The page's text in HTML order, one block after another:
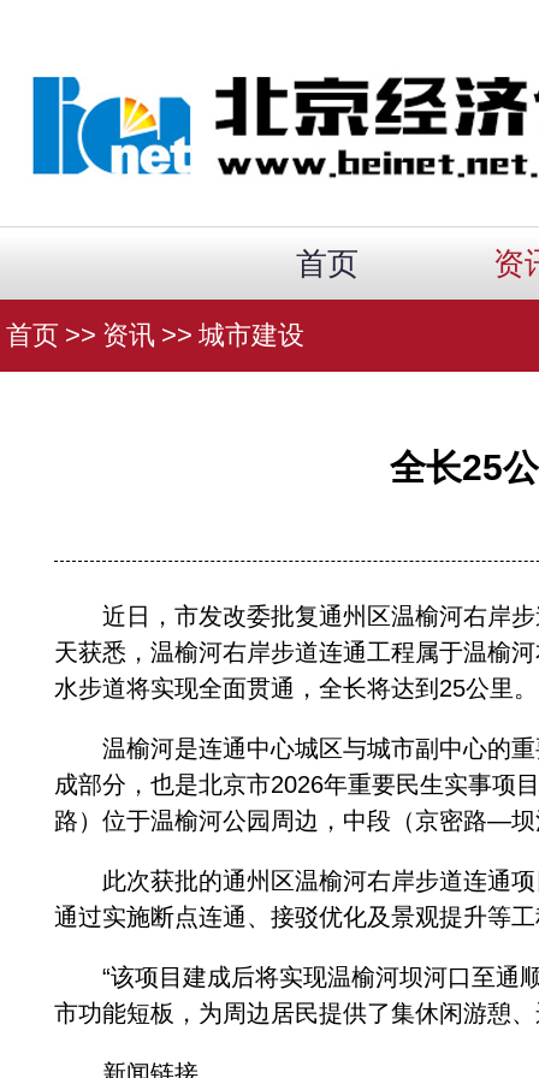
首页 资
首页 >> 资讯 >> 城市建设
全长25
近日，市发改委批复通州区温榆河右岸步
天获悉，温榆河右岸步道连通工程属于温榆
水步道将实现全面贯通，全长将达到25公里。
温榆河是连通中心城区与城市副中心的重
成部分，也是北京市2026年重要民生实事项
路）位于温榆河公园周边，中段（京密路—
此次获批的通州区温榆河右岸步道连通项
通过实施断点连通、接驳优化及景观提升等
“该项目建成后将实现温榆河坝河口至通
市功能短板，为周边居民提供了集休闲游憩